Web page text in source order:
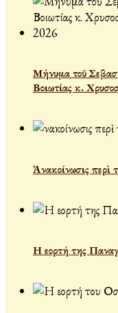
Μήνυμα τοῦ
Βοιωτίας κ.
Ἀνακοίνωσις περὶ
Η εορτή της